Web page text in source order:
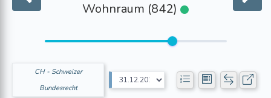
Wohnraum (842)
CH - Schweizer
Bundesrecht